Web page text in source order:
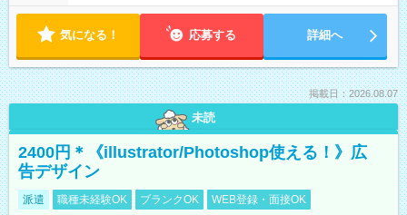
気になる！ 応募する 詳細へ
掲載日：2026.08.07
未読
2400円＊《illustrator/Photoshop使える！》広
告デザイン
派遣 職種未経験OK ブランクOK WEB登録・面接OK